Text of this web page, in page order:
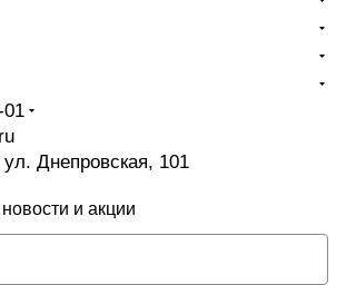
01
ул. Днепровская, 101
и акции